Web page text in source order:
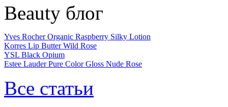
Beauty блог
Yves Rocher Organic Raspberry Silky Lotion
Korres Lip Butter Wild Rose
YSL Black Opium
Estee Lauder Pure Color Gloss Nude Rose
Все статьи